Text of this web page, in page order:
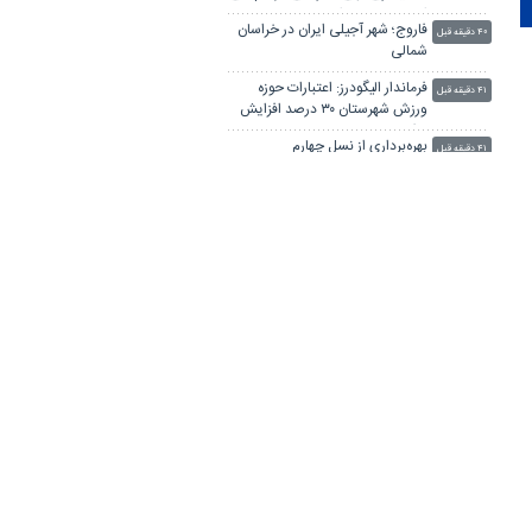
انقلاب و تمدن است
فاروج؛ شهر آجیلی ایران در خراسان
شمالی
۴۰ دقیقه قبل
فرماندار الیگودرز: اعتبارات حوزه
ورزش شهرستان ۳۰ درصد افزایش
یافت
۴۱ دقیقه قبل
بهره‌برداری از نسل چهارم
۴۱ دقیقه قبل